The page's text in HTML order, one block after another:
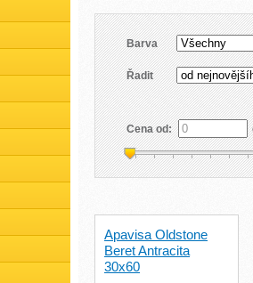
Barva
Řadit
Cena od:
Apavisa Oldstone
Beret Antracita
30x60